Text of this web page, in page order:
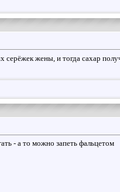
серёжек жены, и тогда сахар
- а то можно запеть фальцетом